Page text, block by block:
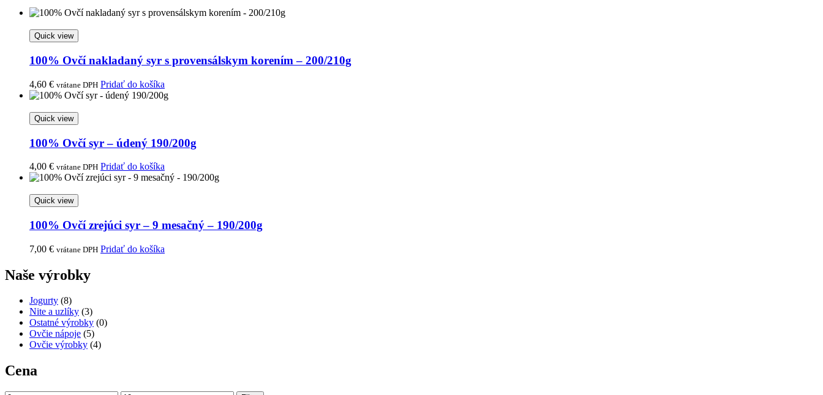
Quick view
100% Ovčí nakladaný syr s provensálskym korením – 200/210g
4,60 € vrátane DPH Pridať do košíka
Quick view
100% Ovčí syr – údený 190/200g
4,00 € vrátane DPH Pridať do košíka
Quick view
100% Ovčí zrejúci syr – 9 mesačný – 190/200g
7,00 € vrátane DPH Pridať do košíka
Naše výrobky
Jogurty (8)
Nite a uzlíky (3)
Ostatné výrobky (0)
Ovčie nápoje (5)
Ovčie výrobky (4)
Cena